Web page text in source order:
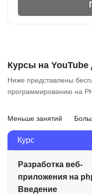
Курсы на YouTube
Ниже представлены
программированию на
Меньше занятий
Курс
Разработка веб-
приложения на
Введение